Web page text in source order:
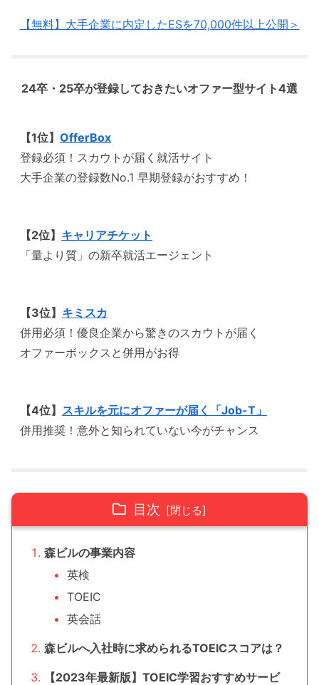
【無料】大手企業に内定したESを70,000件以上公開＞
24卒・25卒が登録しておきたいオファー型サイト4選
【1位】 OfferBox
登録必須！スカウトが届く就活サイト
大手企業の登録数No.1 早期登録がおすすめ！
【2位】 キャリアチケット
「量より質」の新卒就活エージェント
【3位】 キミスカ
併用必須！優良企業から驚きのスカウトが届く
オファーボックスと併用がお得
【4位】 スキルを元にオファーが届く「Job-T」
併用推奨！意外と知られていない今がチャンス
目次
森ビルの事業内容
英検
TOEIC
英会話
森ビルへ入社時に求められるTOEICスコアは？
【2023年最新版】TOEIC学習おすすめサービ